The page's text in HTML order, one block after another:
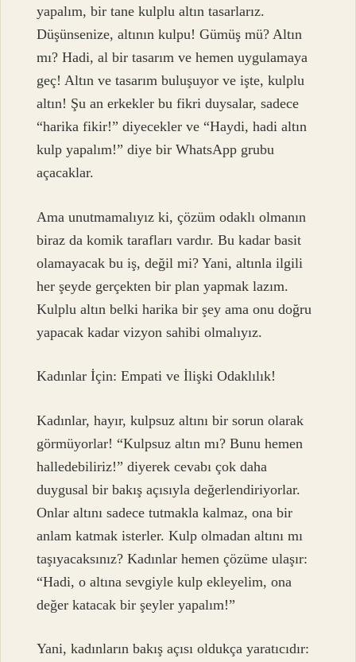
yapalım, bir tane kulplu altın tasarlarız.
Düşünsenize, altının kulpu! Gümüş mü? Altın
mı? Hadi, al bir tasarım ve hemen uygulamaya
geç! Altın ve tasarım buluşuyor ve işte, kulplu
altın! Şu an erkekler bu fikri duysalar, sadece
“harika fikir!” diyecekler ve “Haydi, hadi altın
kulp yapalım!” diye bir WhatsApp grubu
açacaklar.
Ama unutmamalıyız ki, çözüm odaklı olmanın
biraz da komik tarafları vardır. Bu kadar basit
olamayacak bu iş, değil mi? Yani, altınla ilgili
her şeyde gerçekten bir plan yapmak lazım.
Kulplu altın belki harika bir şey ama onu doğru
yapacak kadar vizyon sahibi olmalıyız.
Kadınlar İçin: Empati ve İlişki Odaklılık!
Kadınlar, hayır, kulpsuz altını bir sorun olarak
görmüyorlar! “Kulpsuz altın mı? Bunu hemen
halledebiliriz!” diyerek cevabı çok daha
duygusal bir bakış açısıyla değerlendiriyorlar.
Onlar altını sadece tutmakla kalmaz, ona bir
anlam katmak isterler. Kulp olmadan altını mı
taşıyacaksınız? Kadınlar hemen çözüme ulaşır:
“Hadi, o altına sevgiyle kulp ekleyelim, ona
değer katacak bir şeyler yapalım!”
Yani, kadınların bakış açısı oldukça yaratıcıdır: